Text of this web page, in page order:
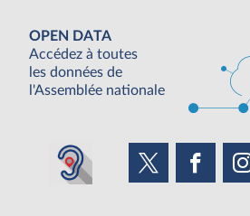
OPEN DATA
Accédez à toutes
les données de
l'Assemblée nationale